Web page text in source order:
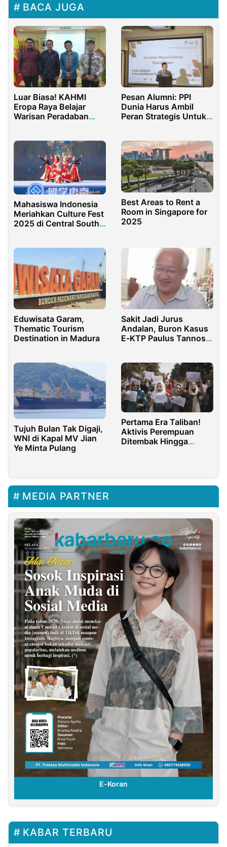
BACA JUGA
Luar Biasa! KAHMI
Eropa Raya Belajar
Warisan Peradaban
Pesan Alumni: PPI
Dunia Harus Ambil
Peran Strategis Untuk
Mahasiswa Indonesia
Meriahkan Culture Fest
2025 di Central South
Best Areas to Rent a
Room in Singapore for
2025
Eduwisata Garam,
Thematic Tourism
Destination in Madura
Sakit Jadi Jurus
Andalan, Buron Kasus
E-KTP Paulus Tannos
Tujuh Bulan Tak Digaji,
WNI di Kapal MV Jian
Ye Minta Pulang
Pertama Era Taliban!
Aktivis Perempuan
Ditembak Hingga
MEDIA PARTNER
E-Koran
KABAR TERBARU